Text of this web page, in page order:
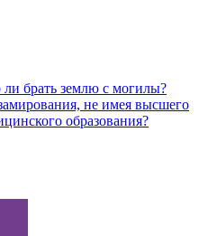
брать землю с могилы?
не имея высшего
образования?